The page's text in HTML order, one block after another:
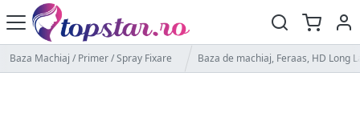
Baza Machiaj / Primer / Spray Fixare Baza de machiaj, Feraas, HD Long